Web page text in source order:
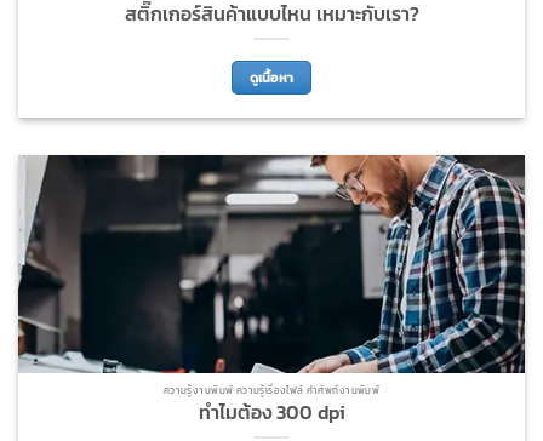
สติ๊กเกอร์สินค้าแบบไหน เหมาะกับเรา?
ดูเนื้อหา
ความรู้งานพิมพ์ ความรู้เรื่องไฟล์ คำศัพท์งานพิมพ์
ทำไมต้อง 300 dpi